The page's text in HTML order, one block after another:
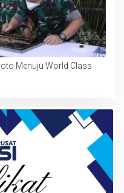
Menuju World Class